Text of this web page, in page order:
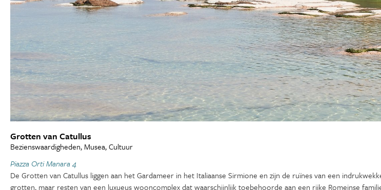
Grotten van Catullus
Bezienswaardigheden, Musea, Cultuur
Piazza Orti Manara 4
De Grotten van Catullus liggen aan het Gardameer in het Italiaanse Sirmione en zijn de ruïnes van een
grotten, maar resten van een luxueus wooncomplex dat waarschijnlijk toebehoorde aan een rijke Romeinse